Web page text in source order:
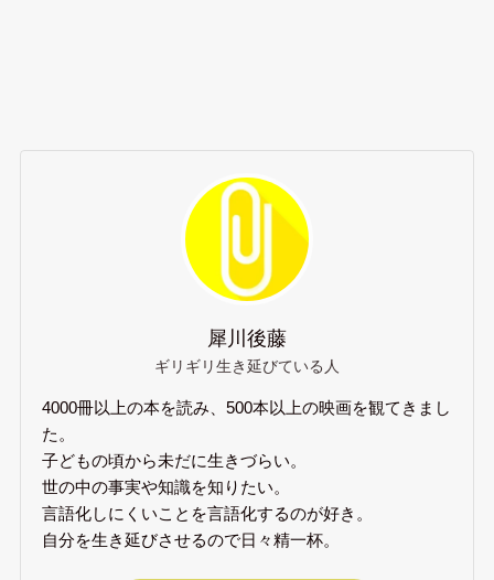
犀川後藤
ギリギリ生き延びている人
4000冊以上の本を読み、500本以上の映画を観てきまし
た。
子どもの頃から未だに生きづらい。
世の中の事実や知識を知りたい。
言語化しにくいことを言語化するのが好き。
自分を生き延びさせるので日々精一杯。